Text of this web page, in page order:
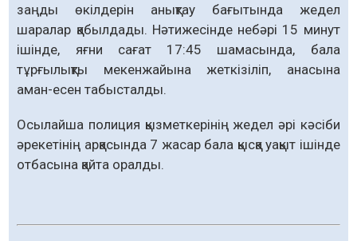
заңды өкілдерін анықтау бағытында жедел
шаралар қабылдады. Нәтижесінде небәрі 15 минут
ішінде, яғни сағат 17:45 шамасында, бала
тұрғылықты мекенжайына жеткізіліп, анасына
аман-есен табысталды.
Осылайша полиция қызметкерінің жедел әрі кәсіби
әрекетінің арқасында 7 жасар бала қысқа уақыт ішінде
отбасына қайта оралды.